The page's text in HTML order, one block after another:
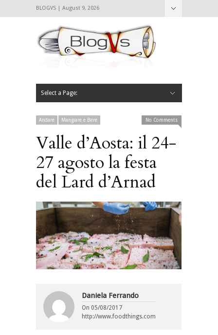
BLOGVS | August 9, 2026
Select a Page:
Andare Mangiare e Bere No Comments
Valle d’Aosta: il 24-
27 agosto la festa
del Lard d’Arnad
Daniela Ferrando
On 05/08/2017
http://www.foodthings.com